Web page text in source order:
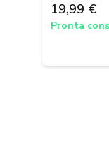
19,99 €
Pronta